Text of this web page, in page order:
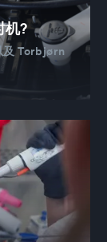
机?
Torbjørn